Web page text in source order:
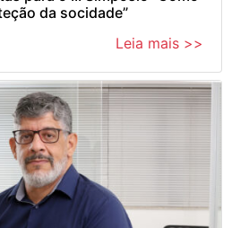
da socidade”
Leia mais >>